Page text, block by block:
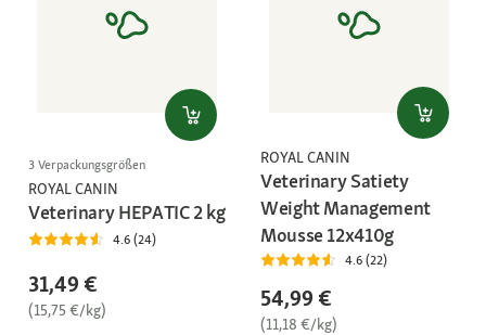
3 Verpackungsgrößen
ROYAL CANIN
Veterinary HEPATIC 2 kg
4.6 (24)
31,49 €
(15,75 €/kg)
ROYAL CANIN
Veterinary Satiety
Weight Management
Mousse 12x410g
4.6 (22)
54,99 €
(11,18 €/kg)